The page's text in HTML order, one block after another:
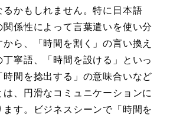
かもしれません。特に日本語
係性によって言葉遣いを使い分
ら、「時間を割く」の言い換え
寧語、「時間を設ける」といっ
時間を捻出する」の意味合いなど
は、円滑なコミュニケーションに
す。ビジネスシーンで「時間を